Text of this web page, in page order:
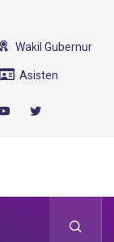
Wakil Gubernur
Asisten